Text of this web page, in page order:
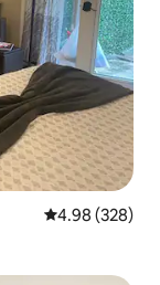
レビュー328
4.98 (328)